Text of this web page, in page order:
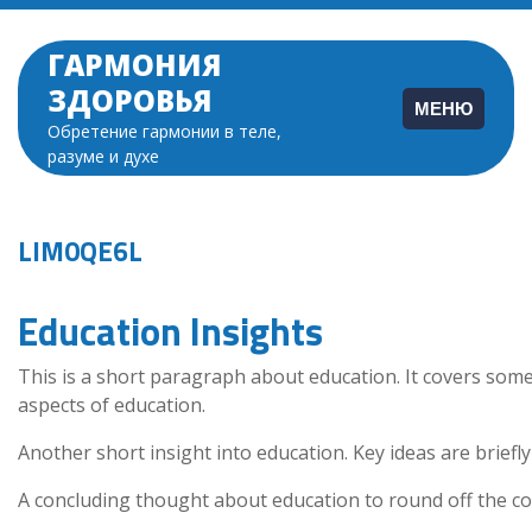
Перейти
содержимому
ГАРМОНИЯ
ЗДОРОВЬЯ
Обретение гармонии в теле,
разуме и духе
МЕНЮ
LIM0QE6L
Education Insights
This is a short paragraph about education. It covers
aspects of education.
Another short insight into education. Key ideas are
A concluding thought about education to round off the